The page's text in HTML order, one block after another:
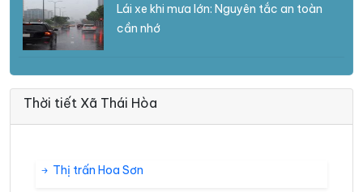
Lái xe khi mưa lớn: Nguyên tắc an toàn
cần nhớ
Thời tiết Xã Thái Hòa
Thị trấn Hoa Sơn